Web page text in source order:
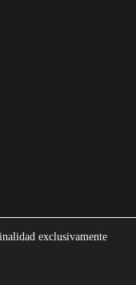
exclusivamente